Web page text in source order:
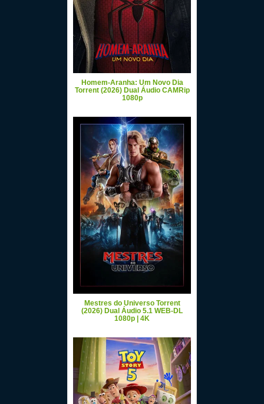
Homem-Aranha: Um Novo Dia
Torrent (2026) Dual Áudio CAMRip
1080p
Mestres do Universo Torrent
(2026) Dual Áudio 5.1 WEB-DL
1080p | 4K